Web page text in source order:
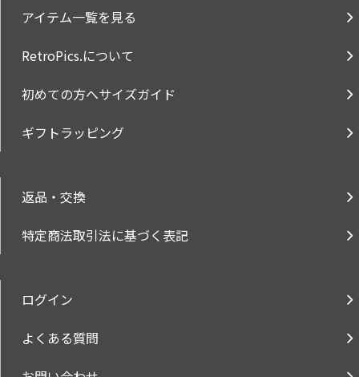
アイテム一覧を見る
RetroPics.について
初めての方へサイズガイド
ギフトラッピング
返品・交換
特定商法取引法に基づく表記
ログイン
よくある質問